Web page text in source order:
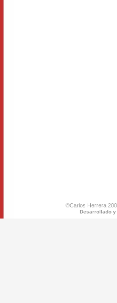
©Carlos Herrera
Desarrollado